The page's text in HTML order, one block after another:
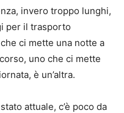
invero troppo lunghi,
per il trasporto
ci mette una notte a
uno che ci mette
è un’altra.
attuale, c’è poco da